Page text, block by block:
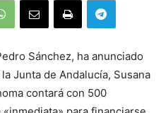
Sánchez, ha anunciado
Junta de Andalucía, Susana
contará con 500